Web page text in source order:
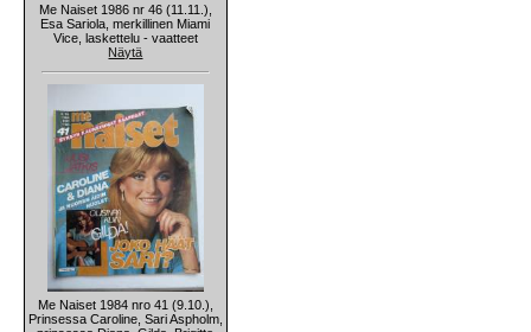
Me Naiset 1986 nr 46 (11.11.),
Esa Sariola, merkillinen Miami
Vice, laskettelu - vaatteet
Näytä
Me Naiset 1984 nro 41 (9.10.),
Prinsessa Caroline, Sari Aspholm,